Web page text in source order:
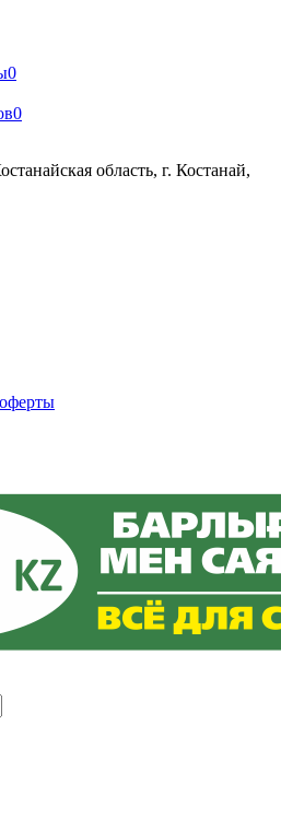
0
0
область, г. Костанай,